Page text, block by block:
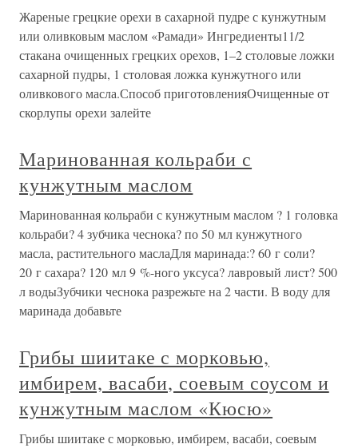
Жареные грецкие орехи в сахарной пудре с кунжутным
или оливковым маслом «Рамади» Ингредиенты11/2
стакана очищенных грецких орехов, 1–2 столовые ложки
сахарной пудры, 1 столовая ложка кунжутного или
оливкового масла.Способ приготовленияОчищенные от
скорлупы орехи залейте
Маринованная кольраби с
кунжутным маслом
Маринованная кольраби с кунжутным маслом ? 1 головка
кольраби? 4 зубчика чеснока? по 50 мл кунжутного
масла, растительного маслаДля маринада:? 60 г соли?
20 г сахара? 120 мл 9 %-ного уксуса? лавровый лист? 500
л водыЗубчики чеснока разрежьте на 2 части. В воду для
маринада добавьте
Грибы шиитаке с морковью,
имбирем, васаби, соевым соусом и
кунжутным маслом «Кюсю»
Грибы шиитаке с морковью, имбирем, васаби, соевым